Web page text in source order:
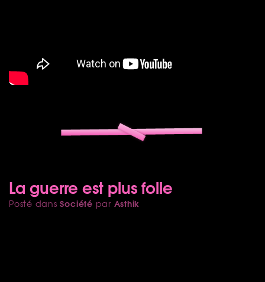
La guerre est plus folle
Posté dansSociété par Asthik